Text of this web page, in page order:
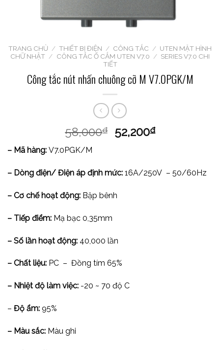
TRANG CHỦ / THIẾT BỊ ĐIỆN / CÔNG TẮC / UTEN MẶT HÌNH
CHỮ NHẬT / CÔNG TẮC Ổ CẮM UTEN V7.0 / SERIES V7.0 CHI
TIẾT
Công tắc nút nhấn chuông cỡ M V7.0PGK/M
58,000₫ 52,200₫
– Mã hàng: V7.0PGK/M
– Dòng điện/ Điện áp định mức: 16A/250V – 50/60Hz
– Cơ chế hoạt động: Bập bênh
– Tiếp điểm: Mạ bạc 0,35mm
– Số lần hoạt động: 40,000 lần
– Chất liệu: PC – Đồng tím 65%
– Nhiệt độ làm việc: -20 ~ 70 độ C
– Độ ẩm: 95%
– Màu sắc: Màu ghi